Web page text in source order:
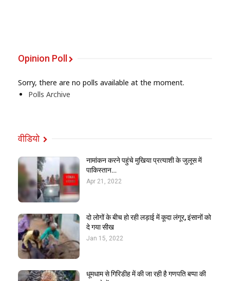
Opinion Poll
Sorry, there are no polls available at the moment.
Polls Archive
वीडियो
नामांकन करने पहुंचे मुखिया प्रत्याशी के जुलूस में
पाकिस्तान…
Apr 21, 2022
दो लोगों के बीच हो रही लड़ाई में कूदा लंगूर, इंसानों को
दे गया सीख
Jan 15, 2022
धूमधाम से गिरिडीह में की जा रही है गणपति बप्पा की